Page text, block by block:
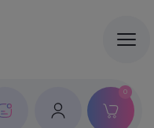
0